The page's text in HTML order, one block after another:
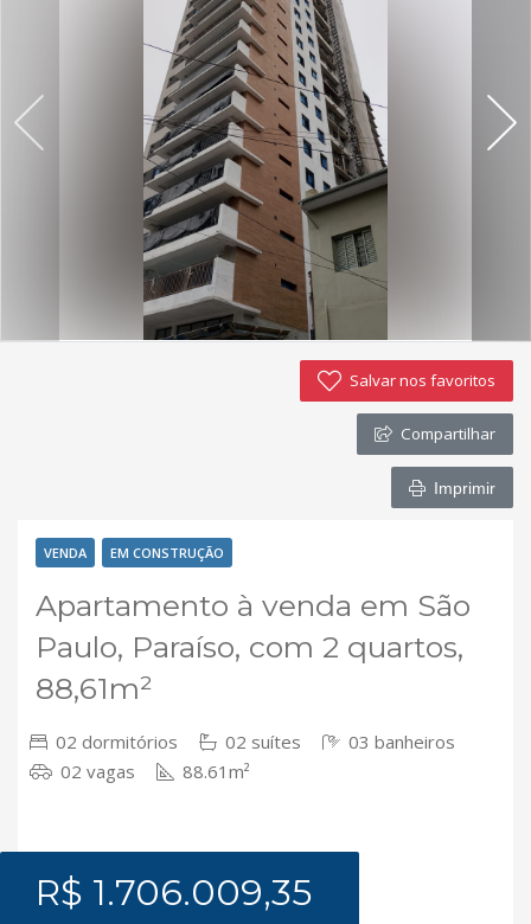
Salvar nos favoritos
Compartilhar
Imprimir
VENDA EM CONSTRUÇÃO
Apartamento à venda em São
Paulo, Paraíso, com 2 quartos,
88,61m²
02 dormitórios 02 suítes
03 banheiros
02 vagas
88.61m²
R$ 1.706.009,35